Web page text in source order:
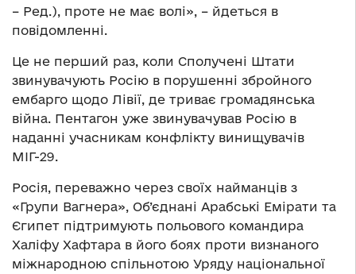
– Ред.), проте не має волі», – йдеться в
повідомленні.
Це не перший раз, коли Сполучені Штати
звинувачують Росію в порушенні збройного
ембарго щодо Лівії, де триває громадянська
війна. Пентагон уже звинувачував Росію в
наданні учасникам конфлікту винищувачів
МІГ-29.
Росія, переважно через своїх найманців з
«Групи Вагнера», Об’єднані Арабські Емірати та
Єгипет підтримують польового командира
Халіфу Хафтара в його боях проти визнаного
міжнародною спільнотою Уряду національної